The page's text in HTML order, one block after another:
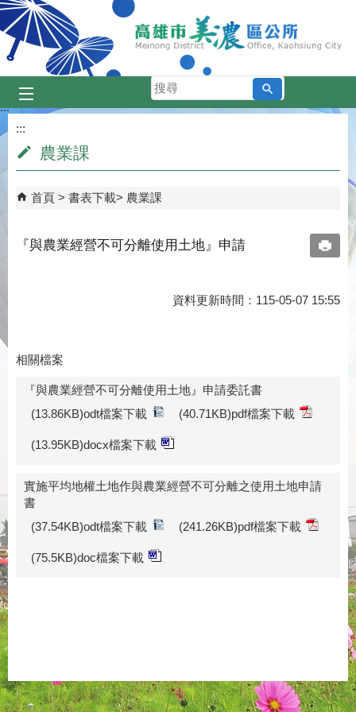
跳到主要內容區塊
搜
尋
:::
:::
農業課
首頁 書表下載 農業課
『與農業經營不可分離使用土地』申請
資料更新時間：115-05-07 15:55
相關檔案
『與農業經營不可分離使用土地』申請委託書
(13.86KB)odt檔案下載
(40.71KB)pdf檔案下載
(13.95KB)docx檔案下載
實施平均地權土地作與農業經營不可分離之使用土地申請
書
(37.54KB)odt檔案下載
(241.26KB)pdf檔案下載
(75.5KB)doc檔案下載